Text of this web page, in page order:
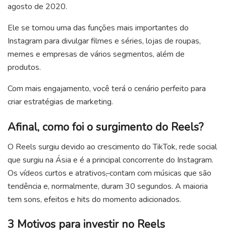
agosto de 2020.
Ele se tornou uma das funções mais importantes do
Instagram para divulgar filmes e séries, lojas de roupas,
memes e empresas de vários segmentos, além de
produtos.
Com mais engajamento, você terá o cenário perfeito para
criar estratégias de marketing.
Afinal, como foi o surgimento do Reels?
O Reels surgiu devido ao crescimento do TikTok, rede social
que surgiu na Ásia e é a principal concorrente do Instagram.
Os vídeos curtos e atrativos,contam com músicas que são
tendência e, normalmente, duram 30 segundos. A maioria
tem sons, efeitos e hits do momento adicionados.
3 Motivos para investir no Reels